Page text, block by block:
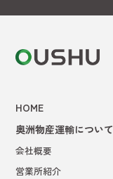
HOME
奥洲物産運輸について
会社概要
営業所紹介